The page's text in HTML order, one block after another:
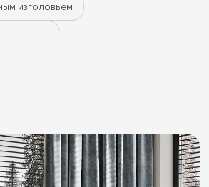
изголовьем
ящиками
ящиками